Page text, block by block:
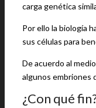
carga genética
Por ello la biología
sus células para
De acuerdo al medio
algunos embriones
¿Con qué